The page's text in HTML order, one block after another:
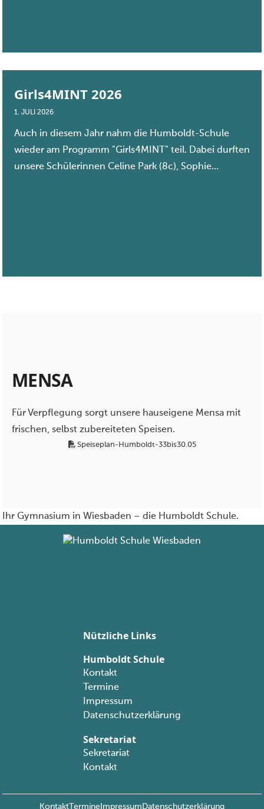
Girls4MINT 2026
1. JULI 2026
Auch in diesem Jahr nahm die Humboldt-Schule
wieder am Programm "Girls4MINT" teil. Dabei durften
unsere Schülerinnen Celine Park (8c), Sophie...
MENSA
Für Verpflegung sorgt unsere hauseigene Mensa mit
frischen, selbst zubereiteten Speisen.
Speiseplan-Humboldt-33bis30.05
Ihr Gymnasium in Wiesbaden – die Humboldt Schule.
Nützliche Links
Humboldt Schule
Kontakt
Termine
Impressum
Datenschutzerklärung
Sekretariat
Sekretariat
Kontakt
Kontakt Termine Impressum Datenschutzerklärung